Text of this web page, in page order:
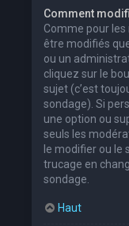
Comment
Comme pour
être modifiés
ou un
cliquez sur le
sujet (c’est
sondage). Si
une option ou
seuls les
le modifier ou le
trucage en
sondage.
Haut